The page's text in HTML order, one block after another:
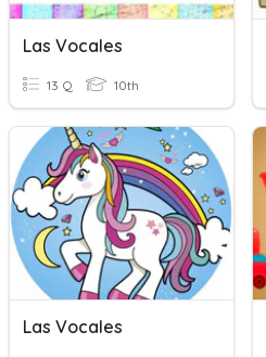
Las Vocales
13 Q 10th
Las Vocales